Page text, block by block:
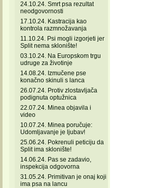
24.10.24. Smrt psa rezultat
neodgovornosti
17.10.24. Kastracija kao
kontrola razmnožavanja
11.10.24. Psi mogli izgorjeti jer
Split nema sklonište!
03.10.24. Na Europskom trgu
udruge za životinje
14.08.24. Izmučene pse
konačno skinuli s lanca
26.07.24. Protiv zlostavljača
podignuta optužnica
22.07.24. Minea objavila i
video
10.07.24. Minea poručuje:
Udomljavanje je ljubav!
25.06.24. Pokrenuli peticiju da
Split ima sklonište!
14.06.24. Pas se zadavio,
inspekcija odgovorna
31.05.24. Primitivan je onaj koji
ima psa na lancu